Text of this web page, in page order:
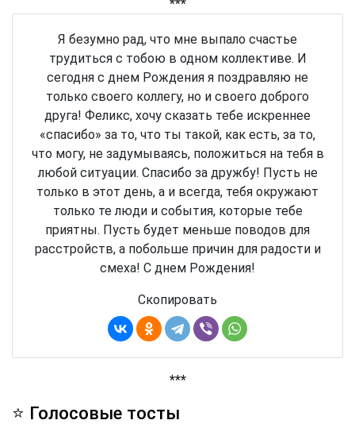
***
Я безумно рад, что мне выпало счастье
трудиться с тобою в одном коллективе. И
сегодня с днем Рождения я поздравляю не
только своего коллегу, но и своего доброго
друга! Феликс, хочу сказать тебе искреннее
«спасибо» за то, что ты такой, как есть, за то,
что могу, не задумываясь, положиться на тебя в
любой ситуации. Спасибо за дружбу! Пусть не
только в этот день, а и всегда, тебя окружают
только те люди и события, которые тебе
приятны. Пусть будет меньше поводов для
расстройств, а побольше причин для радости и
смеха! С днем Рождения!
Скопировать
***
⭐ Голосовые тосты